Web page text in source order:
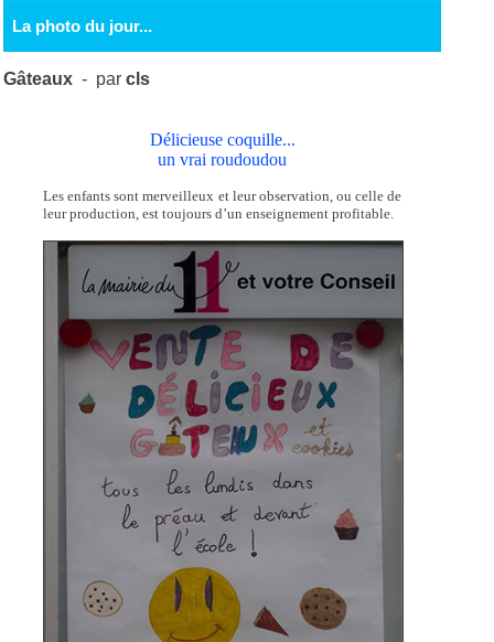
La photo du jour...
Gâteaux - parcls
Délicieuse coquille...
un vrai roudoudou
Les enfants sont merveilleux et leur observation, ou celle de
leur production, est toujours d’un enseignement profitable.